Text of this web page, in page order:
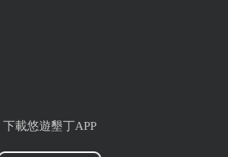
下載悠遊墾丁APP